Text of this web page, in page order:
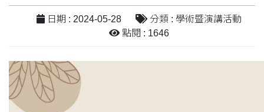
日期 : 2024-05-28
分類 : 學術暨演講活動
點閱 : 1646